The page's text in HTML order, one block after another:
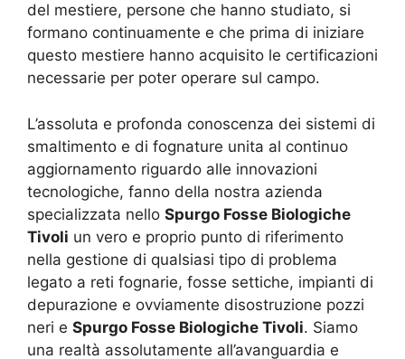
del mestiere, persone che hanno studiato, si
formano continuamente e che prima di iniziare
questo mestiere hanno acquisito le certificazioni
necessarie per poter operare sul campo.
L’assoluta e profonda conoscenza dei sistemi di
smaltimento e di fognature unita al continuo
aggiornamento riguardo alle innovazioni
tecnologiche, fanno della nostra azienda
specializzata nello Spurgo Fosse Biologiche
Tivoli un vero e proprio punto di riferimento
nella gestione di qualsiasi tipo di problema
legato a reti fognarie, fosse settiche, impianti di
depurazione e ovviamente disostruzione pozzi
neri e Spurgo Fosse Biologiche Tivoli. Siamo
una realtà assolutamente all’avanguardia e